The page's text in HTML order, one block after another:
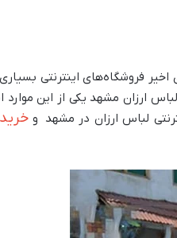
فروشگاه‌های اینترنتی
ارزان مشهد یکی از این
لباس ارزان در مشهد و